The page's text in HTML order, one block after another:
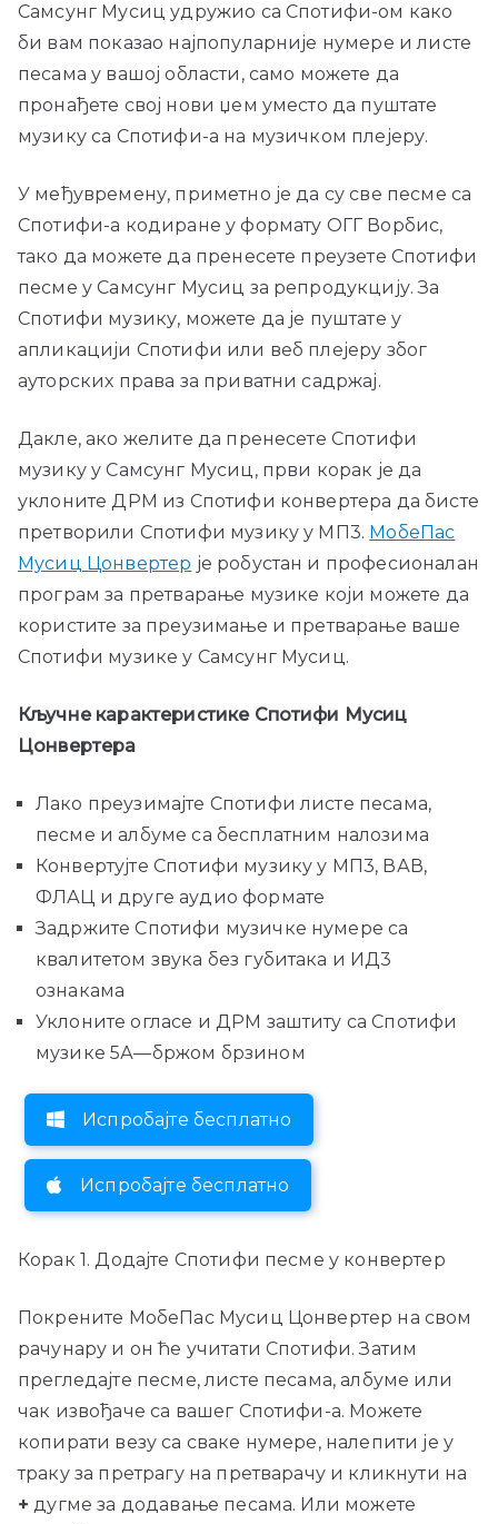
Самсунг Мусиц удружио са Спотифи-ом како
би вам показао најпопуларније нумере и листе
песама у вашој области, само можете да
пронађете свој нови џем уместо да пуштате
музику са Спотифи-а на музичком плејеру.
У међувремену, приметно је да су све песме са
Спотифи-а кодиране у формату ОГГ Ворбис,
тако да можете да пренесете преузете Спотифи
песме у Самсунг Мусиц за репродукцију. За
Спотифи музику, можете да је пуштате у
апликацији Спотифи или веб плејеру због
ауторских права за приватни садржај.
Дакле, ако желите да пренесете Спотифи
музику у Самсунг Мусиц, први корак је да
уклоните ДРМ из Спотифи конвертера да бисте
претворили Спотифи музику у МП3. МобеПас
Мусиц Цонвертер је робустан и професионалан
програм за претварање музике који можете да
користите за преузимање и претварање ваше
Спотифи музике у Самсунг Мусиц.
Кључне карактеристике Спотифи Мусиц
Цонвертера
Лако преузимајте Спотифи листе песама,
песме и албуме са бесплатним налозима
Конвертујте Спотифи музику у МП3, ВАВ,
ФЛАЦ и друге аудио формате
Задржите Спотифи музичке нумере са
квалитетом звука без губитака и ИД3
ознакама
Уклоните огласе и ДРМ заштиту са Спотифи
музике 5А—бржом брзином
Испробајте бесплатно
Испробајте бесплатно
Корак 1. Додајте Спотифи песме у конвертер
Покрените МобеПас Мусиц Цонвертер на свом
рачунару и он ће учитати Спотифи. Затим
прегледајте песме, листе песама, албуме или
чак извођаче са вашег Спотифи-а. Можете
копирати везу са сваке нумере, налепити је у
траку за претрагу на претварачу и кликнути на
+ дугме за додавање песама. Или можете